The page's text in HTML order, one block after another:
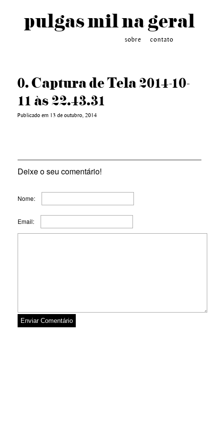
pulgas mil na geral
contato
sobre
0. Captura de Tela 2014-10-
11 às 22.43.31
Publicado em 13 de outubro, 2014
Deixe o seu comentário!
Nome:
Email: